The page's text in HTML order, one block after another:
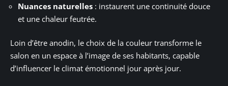
Nuances naturelles : instaurent une continuité douce
et une chaleur feutrée.
Loin d’être anodin, le choix de la couleur transforme le
salon en un espace à l’image de ses habitants, capable
d’influencer le climat émotionnel jour après jour.